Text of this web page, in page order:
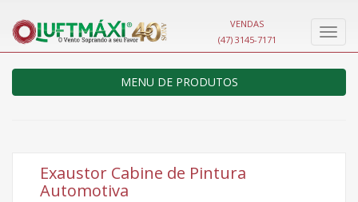
VENDAS
(47) 3145-7171
MENU DE PRODUTOS
Exaustor Cabine de Pintura
Automotiva